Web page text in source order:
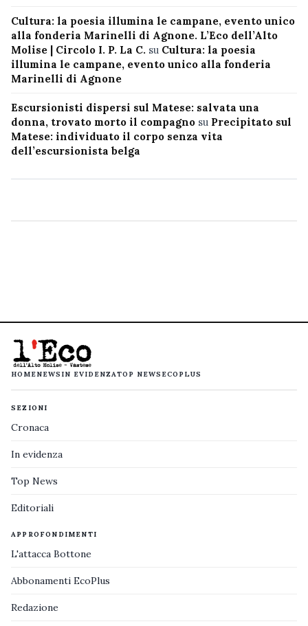
Cultura: la poesia illumina le campane, evento unico
alla fonderia Marinelli di Agnone. L’Eco dell’Alto
Molise | Circolo I. P. La C. su Cultura: la poesia
illumina le campane, evento unico alla fonderia
Marinelli di Agnone
Escursionisti dispersi sul Matese: salvata una
donna, trovato morto il compagno su Precipitato sul
Matese: individuato il corpo senza vita
dell’escursionista belga
HOMENEWS IN EVIDENZATOP NEWS ECOPLUS
SEZIONI
Cronaca
In evidenza
Top News
Editoriali
APPROFONDIMENTI
L'attacca Bottone
Abbonamenti EcoPlus
Redazione